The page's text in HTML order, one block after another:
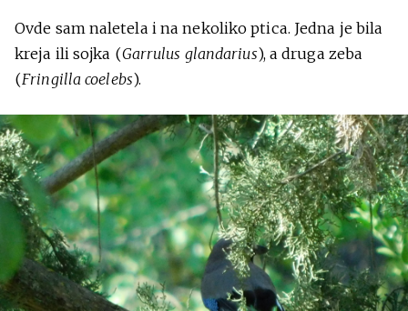
Ovde sam naletela i na nekoliko ptica. Jedna je bila
kreja ili sojka (Garrulus glandarius), a druga zeba
(Fringilla coelebs).